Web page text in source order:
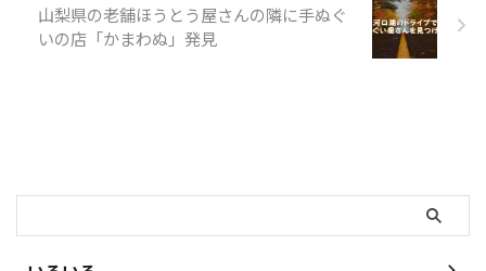
りを使って染まらない部分を作
り、糸自体を染めるとう染色技
山梨県の老舗ほうとう屋さんの隣に手ぬぐ
いの店「かまわぬ」発見